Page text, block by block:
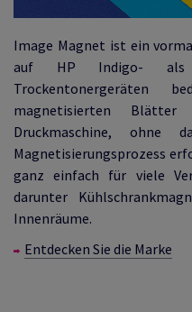
Image Magnet ist ein
auf HP Indigo- als
Trockentonergeräten
magnetisierten
Druckmaschine,
Magnetisierungsprozess
ganz einfach für viele
darunter
Innenräume.
Entdecken Sie die Marke